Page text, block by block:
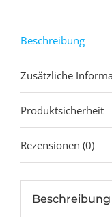
Beschreibung
Zusätzliche
Produktsicherheit
Rezensionen (0)
Beschreibung